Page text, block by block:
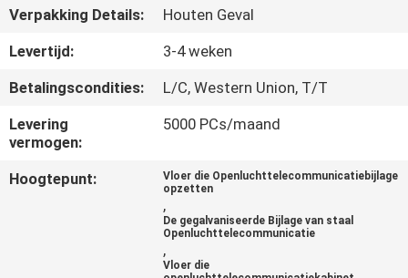
NIEUWS
VERZOEK
OM EEN
CITAAT
Verpakking Details:
Houten Geval
Levertijd:
3-4 weken
Betalingscondities:
L/C, Western Union, T/T
Levering
vermogen:
5000 PCs/maand
Hoogtepunt:
Vloer die Openluchttelecommunicatiebijlage
opzetten
,
De gegalvaniseerde Bijlage van staal
Openluchttelecommunicatie
,
Vloer die